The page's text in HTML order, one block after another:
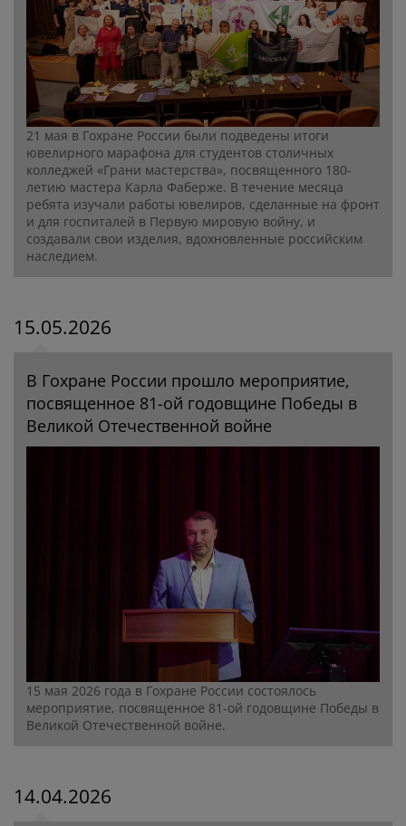
21 мая в Гохране России были подведены итоги
ювелирного марафона для студентов столичных
колледжей «Грани мастерства», посвященного 180-
летию мастера Карла Фаберже. В течение месяца
ребята изучали работы ювелиров, сделанные на фронт
и для госпиталей в Первую мировую войну, и
создавали свои изделия, вдохновленные российским
наследием.
15.05.2026
В Гохране России прошло мероприятие,
посвященное 81-ой годовщине Победы в
Великой Отечественной войне
15 мая 2026 года в Гохране России состоялось
мероприятие, посвященное 81-ой годовщине Победы в
Великой Отечественной войне.
14.04.2026